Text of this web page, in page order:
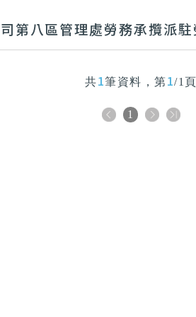
第八區管理處勞務承攬派
共1筆資料，第1/1頁
1